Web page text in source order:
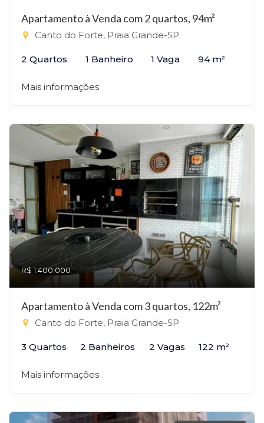
Apartamento à Venda com 2 quartos, 94m²
Canto do Forte, Praia Grande-SP
2 Quartos 1 Banheiro 1 Vaga 94 m²
Mais informações
R$ 1.400.000
Apartamento à Venda com 3 quartos, 122m²
Canto do Forte, Praia Grande-SP
3 Quartos 2 Banheiros 2 Vagas 122 m²
Mais informações